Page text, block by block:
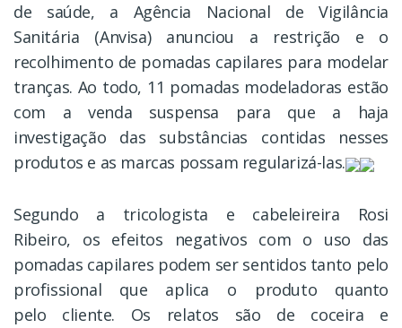
de saúde, a Agência Nacional de Vigilância
Sanitária (Anvisa) anunciou a restrição e o
recolhimento de pomadas capilares para modelar
tranças. Ao todo, 11 pomadas modeladoras estão
com a venda suspensa para que a haja
investigação das substâncias contidas nesses
produtos e as marcas possam regularizá-las.
Segundo a tricologista e cabeleireira Rosi
Ribeiro, os efeitos negativos com o uso das
pomadas capilares podem ser sentidos tanto pelo
profissional que aplica o produto quanto
pelo cliente. Os relatos são de coceira e